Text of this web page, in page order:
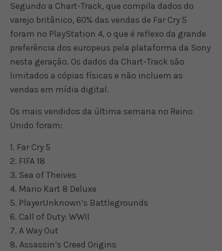
Segundo a Chart-Track, que compila dados do
varejo britânico, 60% das vendas de Far Cry 5
foram no PlayStation 4, o que é reflexo da grande
preferência dos europeus pela plataforma da Sony
nesta geração. Os dados da Chart-Track são
limitados a cópias físicas e não incluem as
vendas em mídia digital.
Os mais vendidos da última semana no Reino
Unido foram:
1. Far Cry 5
2. FIFA 18
3. Sea of Theives
4. Mario Kart 8 Deluxe
5. PlayerUnknown’s Battlegrounds
6. Call of Duty: WWII
7. A Way Out
8. Assassin’s Creed Origins